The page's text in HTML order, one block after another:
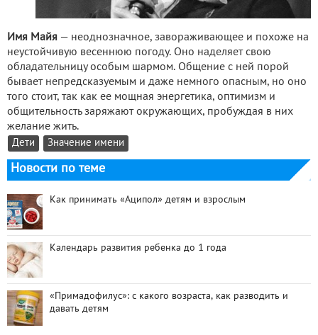
Имя Майя — неоднозначное, завораживающее и похоже на
неустойчивую весеннюю погоду. Оно наделяет свою
обладательницу особым шармом. Общение с ней порой
бывает непредсказуемым и даже немного опасным, но оно
того стоит, так как ее мощная энергетика, оптимизм и
общительность заряжают окружающих, пробуждая в них
желание жить.
Дети Значение имени
Новости по теме
Как принимать «Аципол» детям и взрослым
Календарь развития ребенка до 1 года
«Примадофилус»: с какого возраста, как разводить и
давать детям